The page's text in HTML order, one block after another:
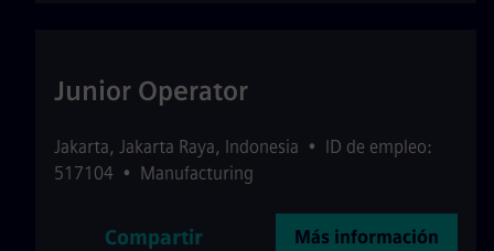
Junior Operator
Jakarta, Jakarta Raya, Indonesia • ID de empleo:
517104 • Manufacturing
Compartir Más información